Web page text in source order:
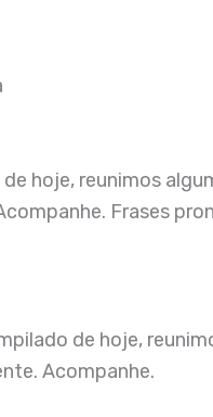
hoje, reunimos
Frases
de hoje,
Acompanhe.